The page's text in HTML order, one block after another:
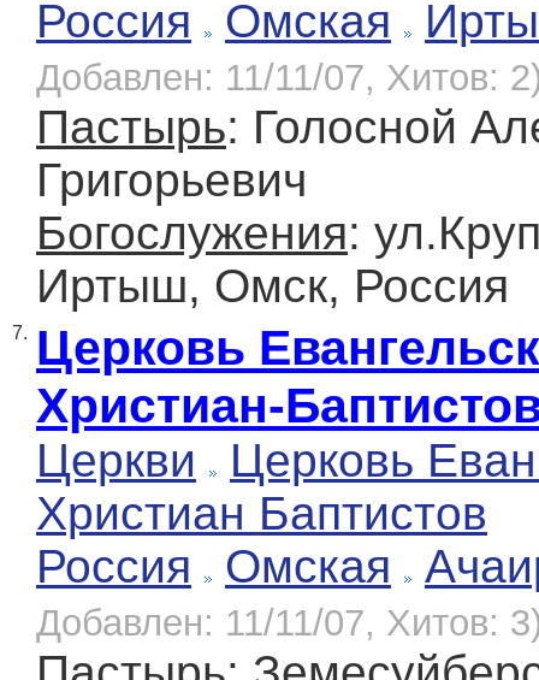
Россия
Омская
Добавлен: 11/11/07, Хитов:
Пастырь: Голосной
Григорьевич
Богослужения:
Иртыш, Омск, Россия
7. Церковь
Христиан-
Церкви
Церковь
Христиан Баптистов
Россия
Омская
Добавлен: 11/11/07, Хитов: